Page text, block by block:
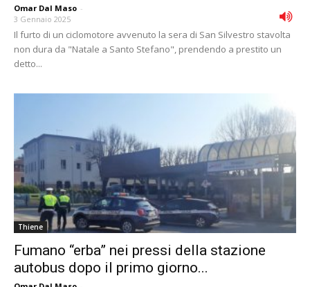
Omar Dal Maso -
3 Gennaio 2025
Il furto di un ciclomotore avvenuto la sera di San Silvestro stavolta
non dura da "Natale a Santo Stefano", prendendo a prestito un
detto...
Thiene
Fumano “erba” nei pressi della stazione
autobus dopo il primo giorno...